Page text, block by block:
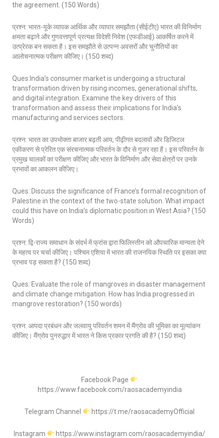
the agreement. (150 Words)
प्रश्न: भारत-यूके व्यापक आर्थिक और व्यापार समझौता (सीईटीए) भारत की विनिर्माण
क्षमता बढ़ाने और गुणवत्तापूर्ण प्रत्यक्ष विदेशी निवेश (एफडीआई) आकर्षित करने में
उत्प्रेरक बन सकता है। इस समझौते से उत्पन्न अवसरों और चुनौतियों का
आलोचनात्मक परीक्षण कीजिए। (150 शब्द)
Ques:India’s consumer market is undergoing a structural
transformation driven by rising incomes, generational shifts,
and digital integration. Examine the key drivers of this
transformation and assess their implications for India’s
manufacturing and services sectors.
प्रश्न: भारत का उपभोक्ता बाजार बढ़ती आय, पीढ़ीगत बदलावों और डिजिटल
एकीकरण से प्रेरित एक संरचनात्मक परिवर्तन के दौर से गुजर रहा है। इस परिवर्तन के
प्रमुख चालकों का परीक्षण कीजिए और भारत के विनिर्माण और सेवा क्षेत्रों पर उनके
प्रभावों का आकलन कीजिए।
Ques: Discuss the significance of France’s formal recognition of
Palestine in the context of the two-state solution. What impact
could this have on India’s diplomatic position in West Asia? (150
Words)
प्रश्न: द्वि-राज्य समाधान के संदर्भ में फ्रांस द्वारा फिलिस्तीन को औपचारिक मान्यता देने
के महत्व पर चर्चा कीजिए। पश्चिम एशिया में भारत की राजनयिक स्थिति पर इसका क्या
प्रभाव पड़ सकता है? (150 शब्द)
Ques: Evaluate the role of mangroves in disaster management
and climate change mitigation. How has India progressed in
mangrove restoration? (150 words)
प्रश्न: आपदा प्रबंधन और जलवायु परिवर्तन शमन में मैंग्रोव की भूमिका का मूल्यांकन
कीजिए। मैंग्रोव पुनरुद्धार में भारत ने किस प्रकार प्रगति की है? (150 शब्द)
Facebook Page
https://www.facebook.com/raosacademyindia
Telegram Channel https://t.me/raosacademyOfficial
Instagram https://www.instagram.com/raosacademyindia/